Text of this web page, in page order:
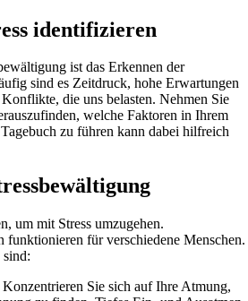
identifizieren
ist das Erkennen der
sind es Zeitdruck, hohe Erwartungen
die uns belasten. Nehmen Sie
welche Faktoren in Ihrem
zu führen kann dabei hilfreich
um mit Stress umzugehen.
funktionieren für verschiedene Menschen.
Konzentrieren Sie sich auf Ihre Atmung,